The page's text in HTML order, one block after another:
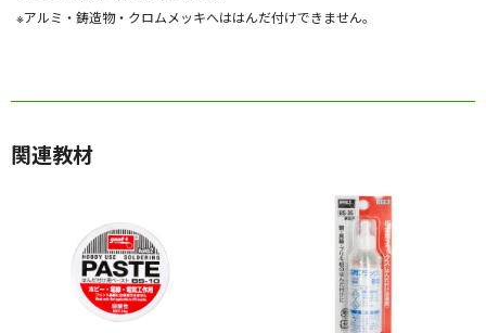
※アルミ・鋳造物・クロムメッキへははんだ付けできません。
関連教材